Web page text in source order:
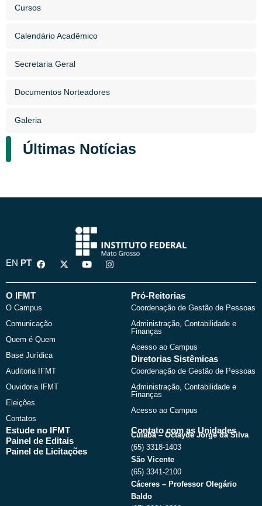
Cursos
Calendário Acadêmico
Secretaria Geral
Documentos Norteadores
Galeria
Últimas Notícias
EN PT
F
a
e
o
k
X
-
w
Y
o
t
I
n
t
O IFMT
O Campus
Comunicação
Quem é Quem
Base Jurídica
Auditoria IFMT
Ouvidoria IFMT
Eleições
Contatos
Pró-Reitorias
Coordenação de Gestão de Pessoas
Administração, Contabilidade e
Finanças
Acesso ao Campus
Diretorias Sistêmicas
Coordenação de Gestão de Pessoas
Administração, Contabilidade e
Finanças
Acesso ao Campus
Estude no IFMT
Painel de Editais
Painel de Licitações
Contato com as Unidades
Cuiabá – Octayde Jorge da Silva
(65) 3318-1403
São Vicente
(65) 3341-2100
Cáceres – Professor Olegário
Baldo